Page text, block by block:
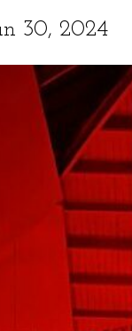
30, 2024